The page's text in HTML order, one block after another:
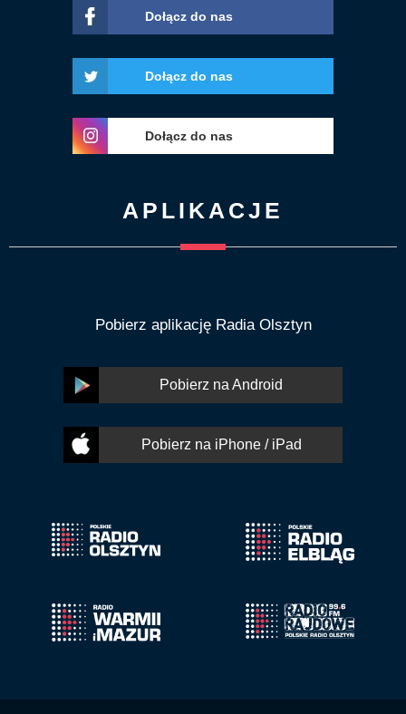
Dołącz do nas
Dołącz do nas
Dołącz do nas
APLIKACJE
Pobierz aplikację Radia Olsztyn
Pobierz na Android
Pobierz na iPhone / iPad